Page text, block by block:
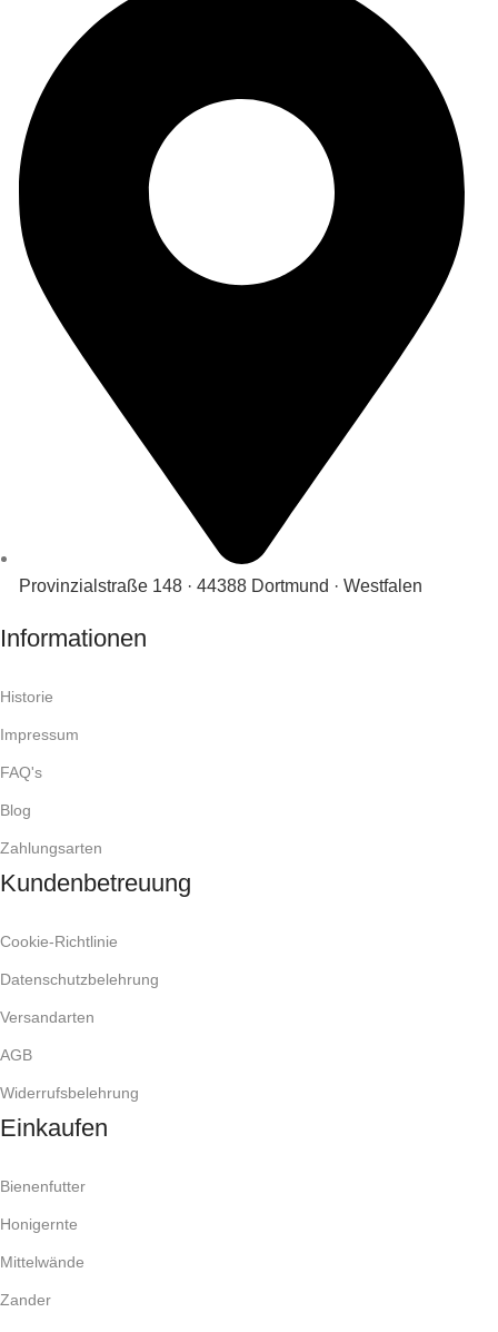
Provinzialstraße 148 · 44388 Dortmund · Westfalen
Informationen
Historie
Impressum
FAQ's
Blog
Zahlungsarten
Kundenbetreuung
Cookie-Richtlinie
Datenschutzbelehrung
Versandarten
AGB
Widerrufsbelehrung
Einkaufen
Bienenfutter
Honigernte
Mittelwände
Zander